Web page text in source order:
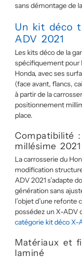
sans démontage de
Un kit déco
ADV 2021
Les kits déco de la
spécifiquement pour
Honda, avec ses
(face avant, flancs,
à partir de la
positionnement
place.
Compatibilité
millésime
La carrosserie du
modification
ADV 2021 s’adapte
génération sans
l’objet d’une refonte
possédez un X-ADV
catégorie kit déco X-
Matériaux et
laminé